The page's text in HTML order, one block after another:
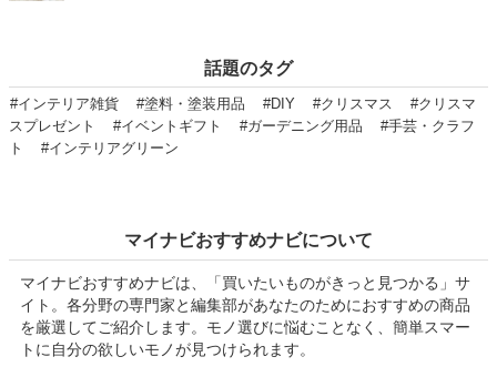
話題のタグ
#インテリア雑貨 #塗料・塗装用品 #DIY #クリスマス
#クリスマ
スプレゼント
#イベントギフト #ガーデニング用品
#手芸・クラフ
ト
#インテリアグリーン
マイナビおすすめナビについて
マイナビおすすめナビは、「買いたいものがきっと見つかる」サ
イト。各分野の専門家と編集部があなたのためにおすすめの商品
を厳選してご紹介します。モノ選びに悩むことなく、簡単スマー
トに自分の欲しいモノが見つけられます。